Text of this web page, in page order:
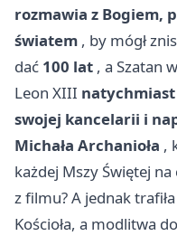
rozmawia z Bogiem,
światem , by mógł
dać 100 lat , a Szatan
Leon XIII natychmiast
swojej kancelarii i
Michała Archanioła ,
każdej Mszy Świętej
z filmu? A jednak
Kościoła, a modlitwa